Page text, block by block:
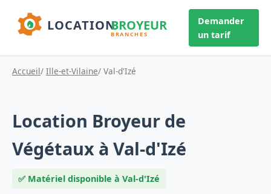
Demander
un tarif
Accueil/ Ille-et-Vilaine/ Val-d'Izé
Location Broyeur de
Végétaux à Val-d'Izé
✅ Matériel disponible à Val-d'Izé